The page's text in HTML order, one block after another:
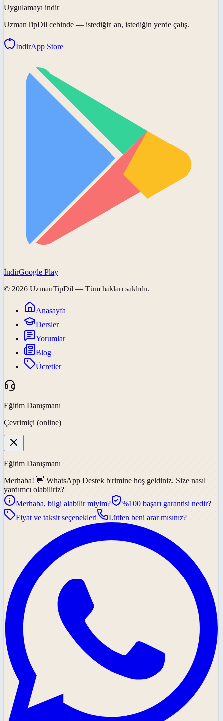
Uygulamayı indir
UzmanTipDil cebinde — istediğin an, istediğin yerde çalış.
İndirApp Store
İndirGoogle Play
© 2026 UzmanTipDil — Tüm hakları saklıdır.
Anasayfa
Dersler
Yorumlar
Blog
Ücretler
Eğitim Danışmanı
Çevrimiçi (online)
Eğitim Danışmanı
Merhaba! 👋 WhatsApp Destek birimine hoş geldiniz. Size nasıl
yardımcı olabiliriz?
Merhaba, bilgi alabilir miyim?
%100 başarı garantisi nedir?
Fiyat ve taksit seçenekleri
Lütfen beni arar mısınız?